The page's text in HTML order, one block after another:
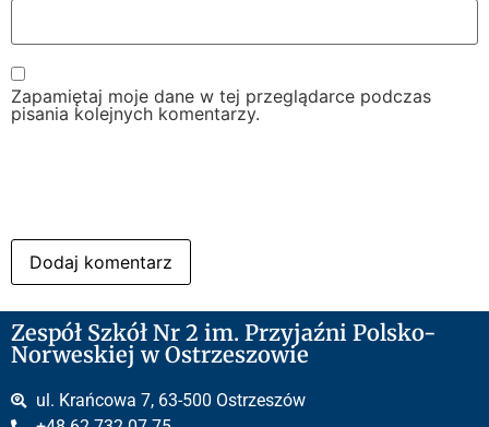
Zapamiętaj moje dane w tej przeglądarce podczas
pisania kolejnych komentarzy.
Zespół Szkół Nr 2 im. Przyjaźni Polsko-
Norweskiej w Ostrzeszowie
ul. Krańcowa 7, 63-500 Ostrzeszów